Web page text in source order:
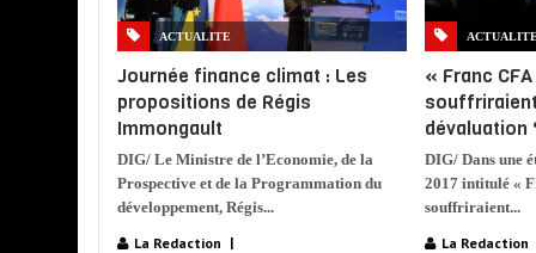
ACTUALITE
Journée finance climat : Les
propositions de Régis
Immongault
DIG/ Le Ministre de l’Economie, de la
Prospective et de la Programmation du
développement, Régis...
La Redaction
« Franc
dévaluation
DIG/ Dans une
2017 intitulé «
souffriraient...
La Redaction